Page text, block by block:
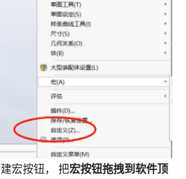
宏按钮， 把宏按钮拖拽到软件顶